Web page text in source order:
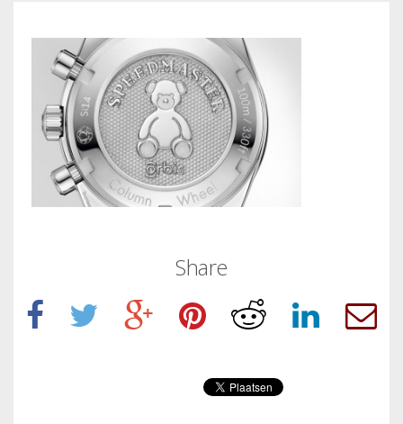
Share